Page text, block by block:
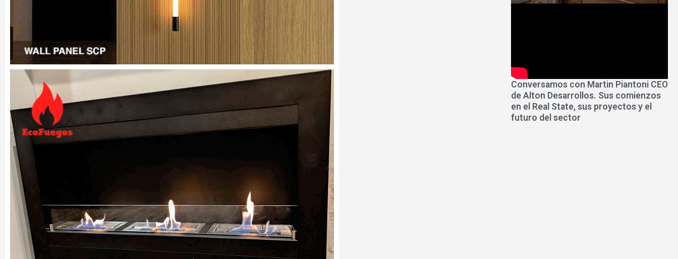
Conversamos con Martin Piantoni CEO
de Alton Desarrollos. Sus comienzos
en el Real State, sus proyectos y el
futuro del sector